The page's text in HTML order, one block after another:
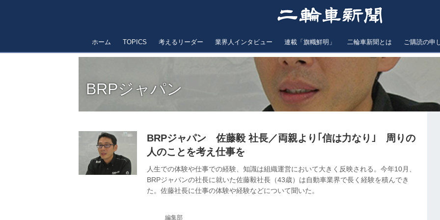
ホーム TOPICS 考えるリーダー 業界人インタビュー 連載「旗幟鮮明」 二輪車新聞とは ご購読の申
BRPジャパン
BRPジャパン 佐藤毅 社長／両親より｢信は力なり｣ 周りの
人のことを考え仕事を
人生での体験や仕事での経験、知識は組織運営において大きく反映される。今年10月、
BRPジャパンの社長に就いた佐藤毅社長（43歳）は自動車業界で長く経験を積んでき
た。佐藤社長に仕事の体験や経験などについて聞いた。
編集部